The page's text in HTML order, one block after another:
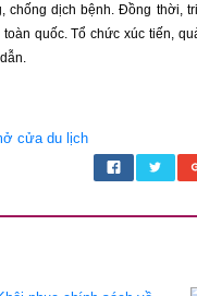
chống dịch bệnh. Đồng thời,
quốc. Tổ chức xúc tiến,
cửa du lịch